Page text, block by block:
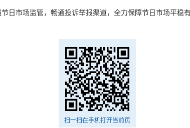
日市场监管，畅通投诉举报渠道，全力保障节日市场平稳
扫一扫在手机打开当前页